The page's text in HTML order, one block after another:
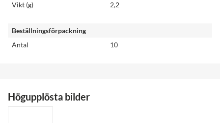
Vikt (g)
2,2
Beställningsförpackning
Antal
10
Högupplösta bilder